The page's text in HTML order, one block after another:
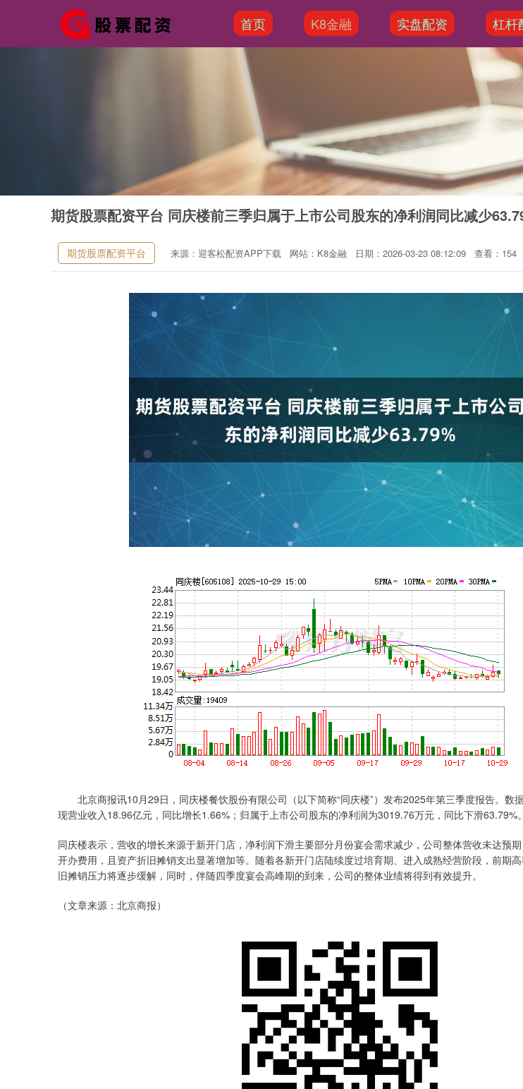
首页 K8金融 实盘配资 杠杆
期货股票配资平台 同庆楼前三季归属于上市公司股东的净利润同比减少
期货股票配资平台 来源：迎客松配资APP下载 网站：K8金融 日期：2026-03-23 08:12:09 查看：154
北京商报讯10月29日，同庆楼餐饮股份有限公司（以下简称“同庆楼”）发布2025年第三季度报告。数
现营业收入18.96亿元，同比增长1.66%；归属于上市公司股东的净利润为3019.76万元，同比下滑63.79%。
同庆楼表示，营收的增长来源于新开门店，净利润下滑主要部分月份宴会需求减少，公司整体营收未达预
开办费用，且资产折旧摊销支出显著增加等。随着各新开门店陆续度过培育期、进入成熟经营阶段，前期
旧摊销压力将逐步缓解，同时，伴随四季度宴会高峰期的到来，公司的整体业绩将得到有效提升。
（文章来源：北京商报）